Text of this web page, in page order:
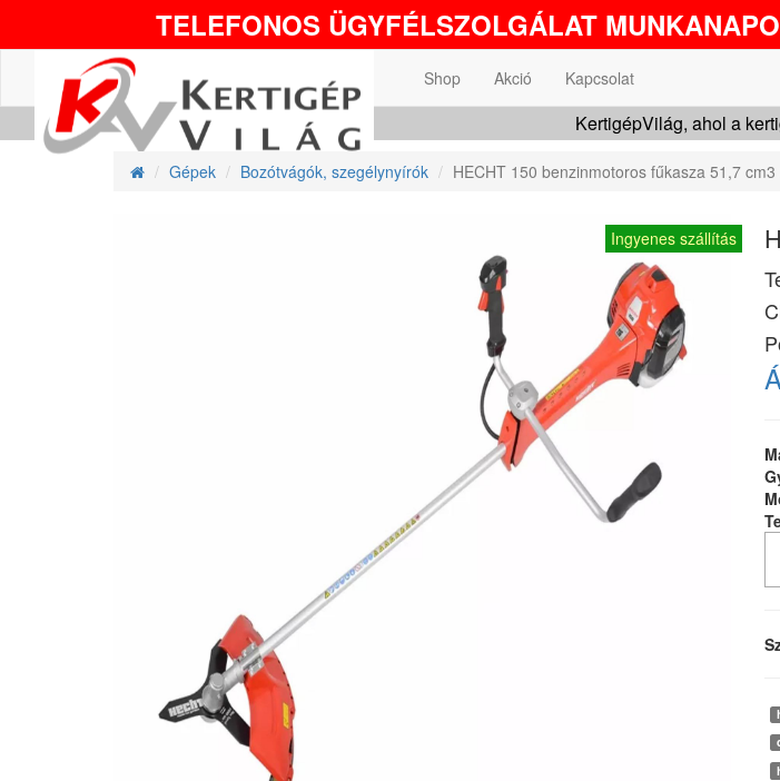
TELEFONOS ÜGYFÉLSZOLGÁLAT
Shop Akció Kapcsolat
KertigépVilág, ahol a
Gépek Bozótvágók, szegélynyírók HECHT 150 benzinmotoros fűkasza 51,7 cm3
Ingyenes szállítás